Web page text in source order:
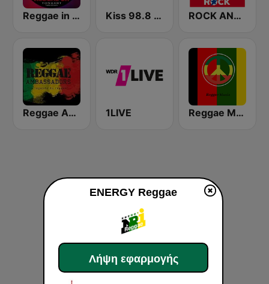
Reggae in the Mix Kiss 98.8 FM ROCK ANTENNE Biker Rock
Reggae Ambassadors Radio 1LIVE Reggae Mania
ENERGY Reggae
Λήψη εφαρμογής